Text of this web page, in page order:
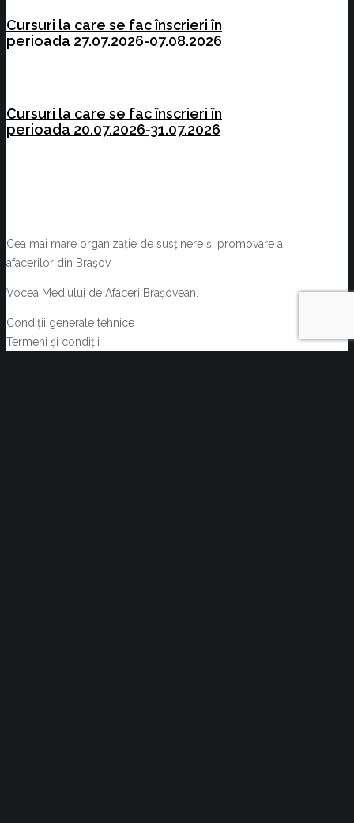
Cursuri la care se fac înscrieri în
perioada 27.07.2026-07.08.2026
Cursuri la care se fac înscrieri în
perioada 20.07.2026-31.07.2026
Cea mai mare organizație de susținere și promovare a
afacerilor din Brașov.
Vocea Mediului de Afaceri Brașovean.
Condiții generale tehnice
Termeni și condiții